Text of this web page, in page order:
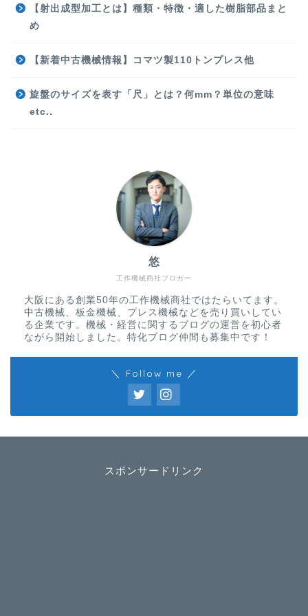
【射出成型加工とは】種類・特徴・適した樹脂部品まと
め
【新着中古機械情報】コマツ製110トンプレス他
旋盤のサイズを表す「尺」とは？何mm？単位の意味
etc..
工作機械商社ブロガー
悠
大阪にある創業50年の工作機械商社ではたらいてます。
中古機械、板金機械、プレス機械などを売り買いしてい
る企業です。機械・経営に関するブログの運営を初心者
ながら開始しました。特化ブログ仲間も募集中です！
＼ Follow me ／
スポンサードリンク